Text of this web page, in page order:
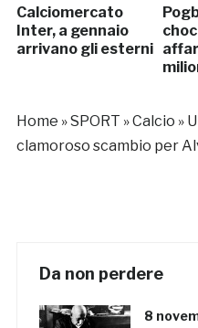
Calciomercato
Inter, a gennaio
arrivano gli esterni
Home »SPORT »Calcio »
clamoroso scambio per
Da non perdere
8